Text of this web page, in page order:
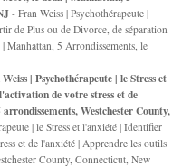
- Fran Weiss | Psychothérapeute |
de Plus ou de Divorce, de séparation
Manhattan, 5 Arrondissements, le
| Psychothérapeute | le Stress et
de votre stress et de
Westchester County,
| le Stress et l'anxiété | Identifier
et de l'anxiété | Apprendre les outils
County, Connecticut, New